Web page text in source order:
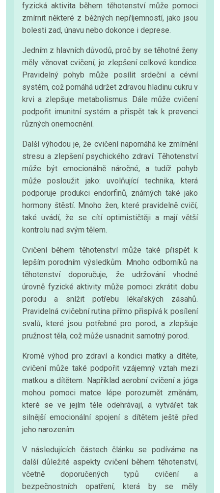
fyzická aktivita během těhotenství může pomoci
zmírnit některé z běžných nepříjemností, jako jsou
bolesti zad, únavu nebo dokonce i deprese.
Jedním z hlavních důvodů, proč by se těhotné ženy
měly věnovat cvičení, je zlepšení celkové kondice.
Pravidelný pohyb může posílit srdeční a cévní
systém, což pomáhá udržet zdravou hladinu cukru v
krvi a zlepšuje metabolismus. Dále může cvičení
podpořit imunitní systém a přispět tak k prevenci
různých onemocnění.
Další výhodou je, že cvičení napomáhá ke zmírnění
stresu a zlepšení psychického zdraví. Těhotenství
může být emocionálně náročné, a tudíž pohyb
může posloužit jako: uvolňující technika, která
podporuje produkci endorfinů, známých také jako
hormony štěstí. Mnoho žen, které pravidelně cvičí,
také uvádí, že se cítí optimističtěji a mají větší
kontrolu nad svým tělem.
Cvičení během těhotenství může také přispět k
lepším porodním výsledkům. Mnoho odborníků na
těhotenství doporučuje, že udržování vhodné
úrovně fyzické aktivity může pomoci zkrátit dobu
porodu a snížit potřebu lékařských zásahů.
Pravidelná cvičební rutina přímo přispívá k posílení
svalů, které jsou potřebné pro porod, a zlepšuje
pružnost těla, což může usnadnit samotný porod.
Kromě výhod pro zdraví a kondici matky a dítěte,
cvičení může také podpořit vzájemný vztah mezi
matkou a dítětem. Například aerobní cvičení a jóga
mohou pomoci matce lépe porozumět změnám,
které se ve jejím těle odehrávají, a vytvářet tak
silnější emocionální spojení s dítětem ještě před
jeho narozením.
V následujících částech článku se podíváme na
další důležité aspekty cvičení během těhotenství,
včetně doporučených typů cvičení a
bezpečnostních opatření, která by se měly